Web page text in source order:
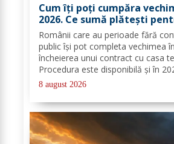
Cum îți poți cumpăra
2026. Ce sumă plătești
documente trebuie depuse
Românii care au perioade fără
public își pot completa vechimea
încheierea unui contract cu casa
Procedura este disponibilă și în
folosită doar în condițiile
depinde de salariul minim brut...
8 august 2026